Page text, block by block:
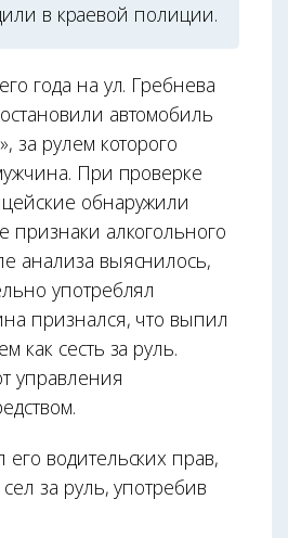
в краевой полиции.
года на ул. Гребнева
автомобиль
за рулем которого
При проверке
обнаружили
признаки алкогольного
анализа выяснилось,
употреблял
признался, что выпил
как сесть за руль.
управления
водительских прав,
за руль, употребив